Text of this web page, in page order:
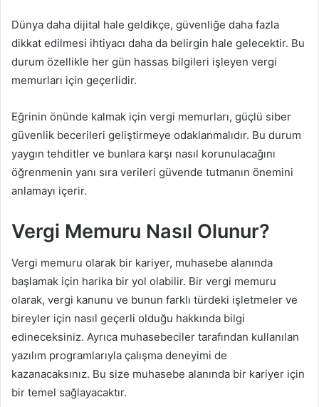
Dünya daha dijital hale geldikçe, güvenliğe daha fazla
dikkat edilmesi ihtiyacı daha da belirgin hale gelecektir. Bu
durum özellikle her gün hassas bilgileri işleyen vergi
memurları için geçerlidir.
Eğrinin önünde kalmak için vergi memurları, güçlü siber
güvenlik becerileri geliştirmeye odaklanmalıdır. Bu durum
yaygın tehditler ve bunlara karşı nasıl korunulacağını
öğrenmenin yanı sıra verileri güvende tutmanın önemini
anlamayı içerir.
Vergi Memuru Nasıl Olunur?
Vergi memuru olarak bir kariyer, muhasebe alanında
başlamak için harika bir yol olabilir. Bir vergi memuru
olarak, vergi kanunu ve bunun farklı türdeki işletmeler ve
bireyler için nasıl geçerli olduğu hakkında bilgi
edineceksiniz. Ayrıca muhasebeciler tarafından kullanılan
yazılım programlarıyla çalışma deneyimi de
kazanacaksınız. Bu size muhasebe alanında bir kariyer için
bir temel sağlayacaktır.